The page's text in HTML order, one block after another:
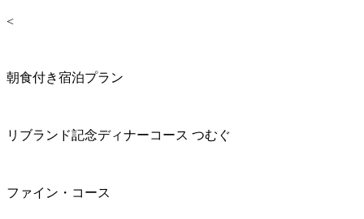
<
朝食付き宿泊プラン
リブランド記念ディナーコース つむぐ
ファイン・コース